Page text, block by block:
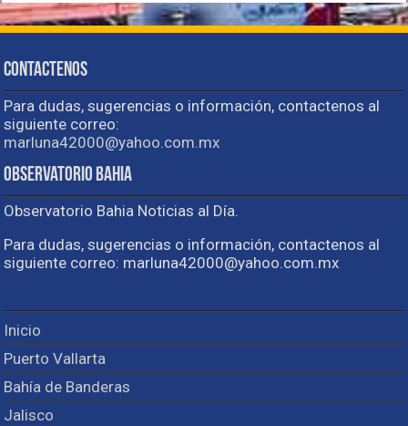
Contactenos
Para dudas, sugerencias o información, contactenos al
siguiente correo:
marluna42000@yahoo.com.mx
Observatorio Bahia
Observatorio Bahia Noticias al Día.
Para dudas, sugerencias o información, contactenos al
siguiente correo: marluna42000@yahoo.com.mx
Inicio
Puerto Vallarta
Bahía de Banderas
Jalisco